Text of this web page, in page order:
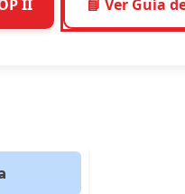
II 📘 Ver Guía